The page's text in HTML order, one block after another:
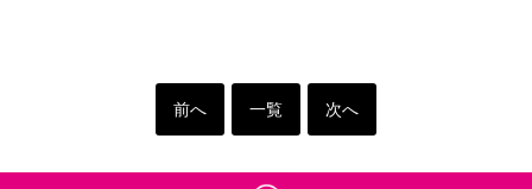
前へ 一覧 次へ